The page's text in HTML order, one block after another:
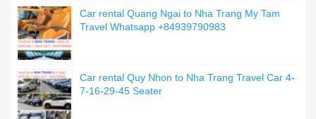
Car rental Quang Ngai to Nha Trang My Tam
Travel Whatsapp +84939790983
Car rental Quy Nhon to Nha Trang Travel Car 4-
7-16-29-45 Seater